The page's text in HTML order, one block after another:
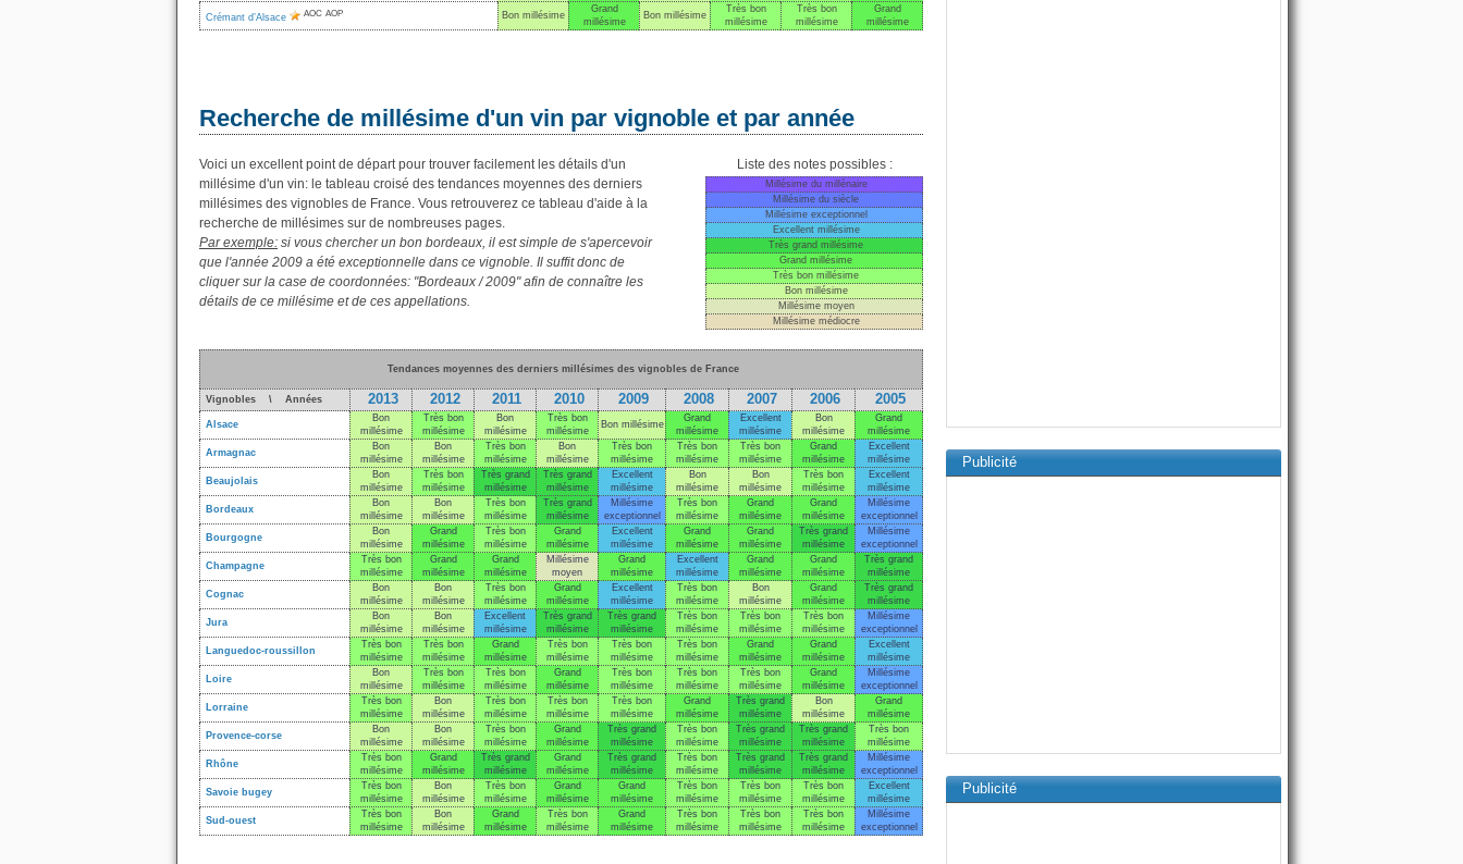
Crémant d’Alsace AOC AOP Bon millésime
Grand
millésime
Bon millésime
Très bon
millésime
Très bon
millésime
Grand
millésime
Recherche de millésime d'un vin par vignoble et par année
Voici un excellent point de départ pour trouver facilement les détails d'un
millésime d'un vin: le tableau croisé des tendances moyennes des derniers
millésimes des vignobles de France. Vous retrouverez ce tableau d'aide à la
recherche de millésimes sur de nombreuses pages.
Par exemple: si vous chercher un bon bordeaux, il est simple de s'apercevoir
que l'année 2009 a été exceptionnelle dans ce vignoble. Il suffit donc de
cliquer sur la case de coordonnées: "Bordeaux / 2009" afin de connaître les
détails de ce millésime et de ces appellations.
Liste des notes possibles :
Millésime du millénaire
Millésime du siècle
Millésime exceptionnel
Excellent millésime
Très grand millésime
Grand millésime
Très bon millésime
Bon millésime
Millésime moyen
Millésime médiocre
Tendances moyennes des derniers millésimes des vignobles de France
Vignobles \ Années 2013 2012 2011 2010 2009 2008 2007 2006 2005
Alsace
Bon
millésime
Très bon
millésime
Bon
millésime
Très bon
millésime
Bon millésime
Grand
millésime
Excellent
millésime
Bon
millésime
Grand
millésime
Armagnac
Bon
millésime
Bon
millésime
Très bon
millésime
Bon
millésime
Très bon
millésime
Très bon
millésime
Très bon
millésime
Grand
millésime
Excellent
millésime
Beaujolais
Bon
millésime
Très bon
millésime
Très grand
millésime
Très grand
millésime
Excellent
millésime
Bon
millésime
Bon
millésime
Très bon
millésime
Excellent
millésime
Bordeaux
Bon
millésime
Bon
millésime
Très bon
millésime
Très grand
millésime
Millésime
exceptionnel
Très bon
millésime
Grand
millésime
Grand
millésime
Millésime
exceptionnel
Bourgogne
Bon
millésime
Grand
millésime
Très bon
millésime
Grand
millésime
Excellent
millésime
Grand
millésime
Grand
millésime
Très grand
millésime
Millésime
exceptionnel
Champagne
Très bon
millésime
Grand
millésime
Grand
millésime
Millésime
moyen
Grand
millésime
Excellent
millésime
Grand
millésime
Grand
millésime
Très grand
millésime
Cognac
Bon
millésime
Bon
millésime
Très bon
millésime
Grand
millésime
Excellent
millésime
Très bon
millésime
Bon
millésime
Grand
millésime
Très grand
millésime
Jura
Bon
millésime
Bon
millésime
Excellent
millésime
Très grand
millésime
Très grand
millésime
Très bon
millésime
Très bon
millésime
Très bon
millésime
Millésime
exceptionnel
Languedoc-roussillon
Très bon
millésime
Très bon
millésime
Grand
millésime
Très bon
millésime
Très bon
millésime
Très bon
millésime
Grand
millésime
Grand
millésime
Excellent
millésime
Loire
Bon
millésime
Très bon
millésime
Très bon
millésime
Grand
millésime
Très bon
millésime
Très bon
millésime
Très bon
millésime
Grand
millésime
Millésime
exceptionnel
Lorraine
Très bon
millésime
Bon
millésime
Très bon
millésime
Très bon
millésime
Très bon
millésime
Grand
millésime
Très grand
millésime
Bon
millésime
Grand
millésime
Provence-corse
Bon
millésime
Bon
millésime
Très bon
millésime
Grand
millésime
Très grand
millésime
Très bon
millésime
Très grand
millésime
Très grand
millésime
Très bon
millésime
Rhône
Très bon
millésime
Grand
millésime
Très grand
millésime
Grand
millésime
Très grand
millésime
Très bon
millésime
Très grand
millésime
Très grand
millésime
Millésime
exceptionnel
Savoie bugey
Très bon
millésime
Bon
millésime
Très bon
millésime
Grand
millésime
Grand
millésime
Très bon
millésime
Très bon
millésime
Très bon
millésime
Excellent
millésime
Sud-ouest
Très bon
millésime
Bon
millésime
Grand
millésime
Très bon
millésime
Grand
millésime
Très bon
millésime
Très bon
millésime
Très bon
millésime
Millésime
exceptionnel
Publicité
Publicité